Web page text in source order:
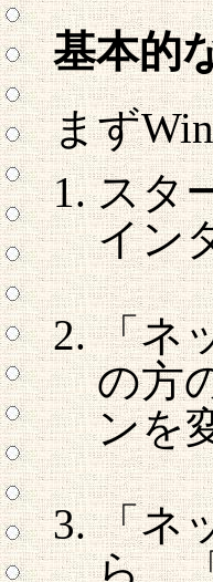
基本的
まず
スタ
イン
「ネ
の方
ンを
「ネ
ら、